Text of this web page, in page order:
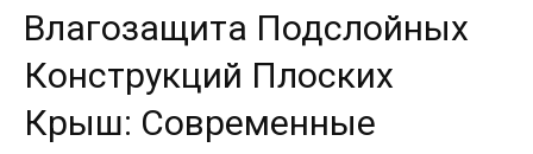
Влагозащита Подслойных
Конструкций Плоских
Крыш: Современные